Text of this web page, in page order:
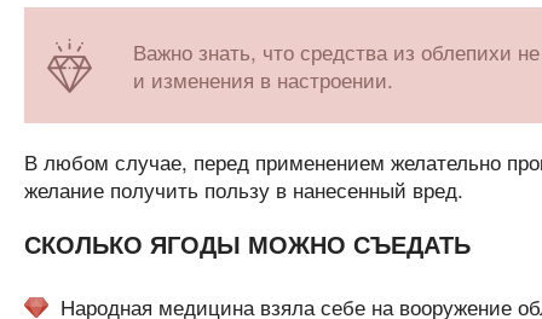
Важно знать, что средства из облепихи
и изменения в настроении.
В любом случае, перед применением желательно
желание получить пользу в нанесенный вред.
СКОЛЬКО ЯГОДЫ МОЖНО СЪЕДАТЬ
Народная медицина взяла себе на вооружение